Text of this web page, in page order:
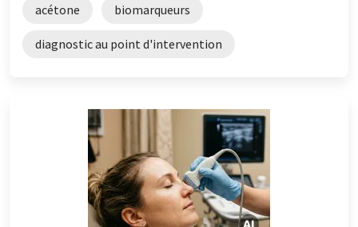
acétone biomarqueurs
diagnostic au point d'intervention